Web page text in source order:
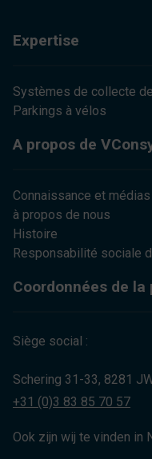
Expertise
Systèmes de collecte
Parkings à vélos
A propos de
Connaissance et médias
à propos de nous
Histoire
Responsabilité sociale
Coordonnées de
Siège social :
Schering 31-33, 8281
+31 (0)3 83 85 70 57
Ook zijn wij te vinden in